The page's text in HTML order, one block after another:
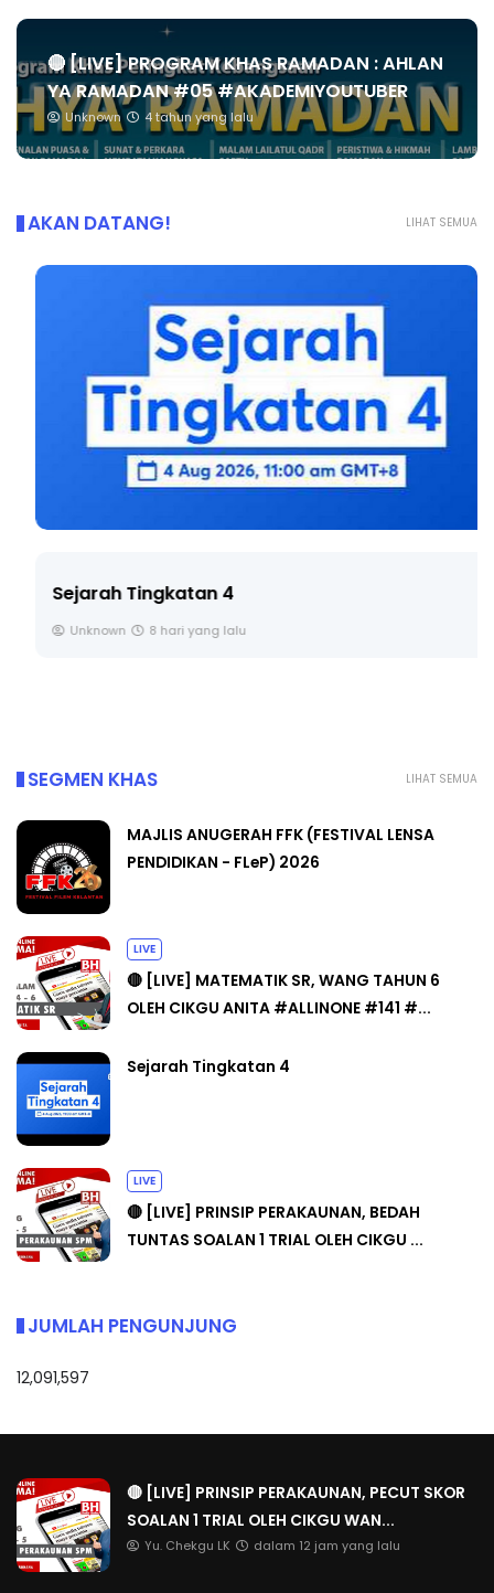
🔴 [LIVE] PROGRAM KHAS RAMADAN : AHLAN
YA RAMADAN #05 #AKADEMIYOUTUBER
Unknown 4 tahun yang lalu
LIHAT SEMUA
AKAN DATANG!
Sejarah Tingkatan 4
Unknown 8 hari yang lalu
LIHAT SEMUA
SEGMEN KHAS
MAJLIS ANUGERAH FFK (FESTIVAL LENSA
PENDIDIKAN - FLeP) 2026
LIVE
🔴 [LIVE] MATEMATIK SR, WANG TAHUN 6
OLEH CIKGU ANITA #ALLINONE #141 #...
Sejarah Tingkatan 4
LIVE
🔴 [LIVE] PRINSIP PERAKAUNAN, BEDAH
TUNTAS SOALAN 1 TRIAL OLEH CIKGU ...
JUMLAH PENGUNJUNG
12,091,597
🔴 [LIVE] PRINSIP PERAKAUNAN, PECUT SKOR
SOALAN 1 TRIAL OLEH CIKGU WAN...
Yu. Chekgu LK dalam 12 jam yang lalu